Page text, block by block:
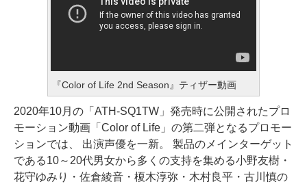
『Color of Life 2nd Season』ティザー動画
2020年10月の「ATH-SQ1TW」発売時に公開されたプロ
モーション動画「Color of Life」の第二弾となるプロモー
ションでは、 出演声優を一新。 製品のメインターゲット
である10～20代男女から多くの支持を集める小野友樹・
花守ゆみり・佐倉綾音・榎木淳弥・木村良平・古川慎の